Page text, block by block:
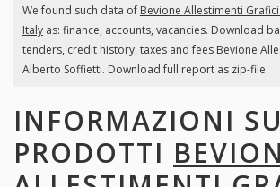
We found such data of Bevione Allestimenti
Italyas: finance, accounts, vacancies. Download
tenders, credit history, taxes and fees Bevione
Alberto Soffietti. Download full report as zip-file.
INFORMAZIONI
PRODOTTI